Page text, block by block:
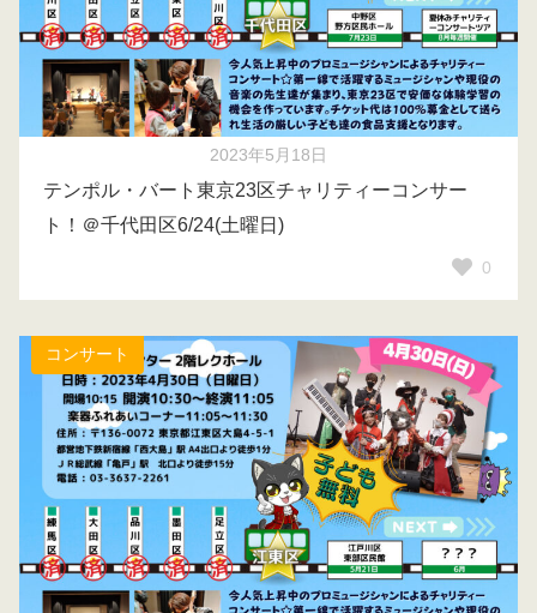
2023年5月18日
テンポル・バート東京23区チャリティーコンサー
ト！＠千代田区6/24(土曜日)
0
コンサート